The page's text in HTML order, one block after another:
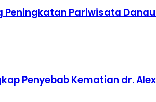
Peningkatan Pariwisata
Penyebab Kematian dr.